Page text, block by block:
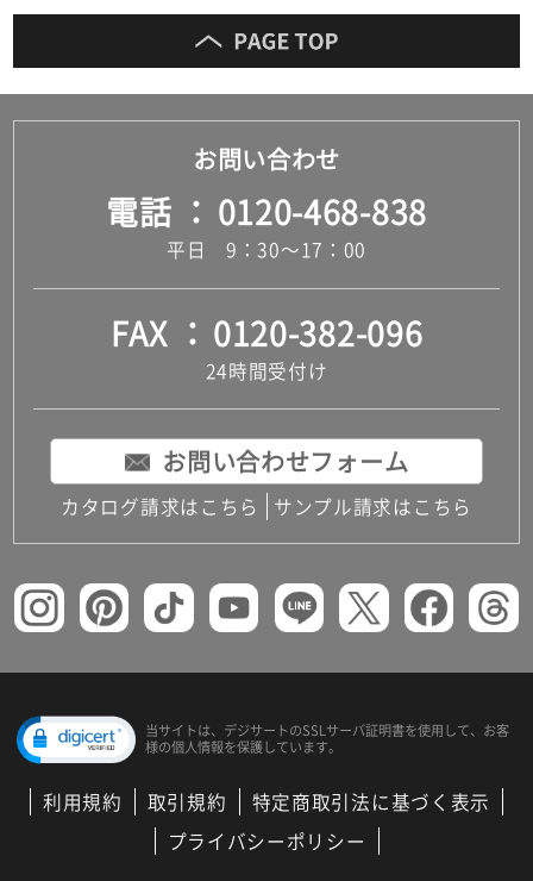
お問い合わせ
電話 0120-468-838
平日 9：30～17：00
FAX 0120-382-096
24時間受付け
お問い合わせフォーム
カタログ請求はこちら サンプル請求はこちら
当サイトは、デジサートのSSLサーバ証明書を使用して、 お客
様の個人情報を保護しています。
利用規約 取引規約
特定商取引法に基づく表示
プライバシーポリシー